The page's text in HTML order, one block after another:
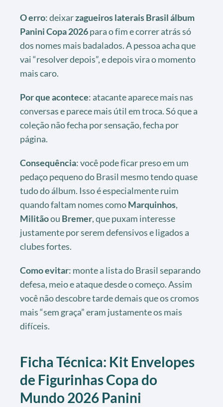
O erro: deixarzagueiros laterais Brasil álbum
Panini Copa 2026para o fim e correr atrás só
dos nomes mais badalados. A pessoa acha que
vai “resolver depois”, e depois vira o momento
mais caro.
Por que acontece: atacante aparece mais nas
conversas e parece mais útil em troca. Só que a
coleção não fecha por sensação, fecha por
página.
Consequência: você pode ficar preso em um
pedaço pequeno do Brasil mesmo tendo quase
tudo do álbum. Isso é especialmente ruim
quando faltam nomes comoMarquinhos,
Militãoou Bremer, que puxam interesse
justamente por serem defensivos e ligados a
clubes fortes.
Como evitar: monte a lista do Brasil separando
defesa, meio e ataque desde o começo. Assim
você não descobre tarde demais que os cromos
mais “sem graça” eram justamente os mais
difíceis.
Ficha Técnica: Kit Envelopes
de Figurinhas Copa do
Mundo 2026 Panini